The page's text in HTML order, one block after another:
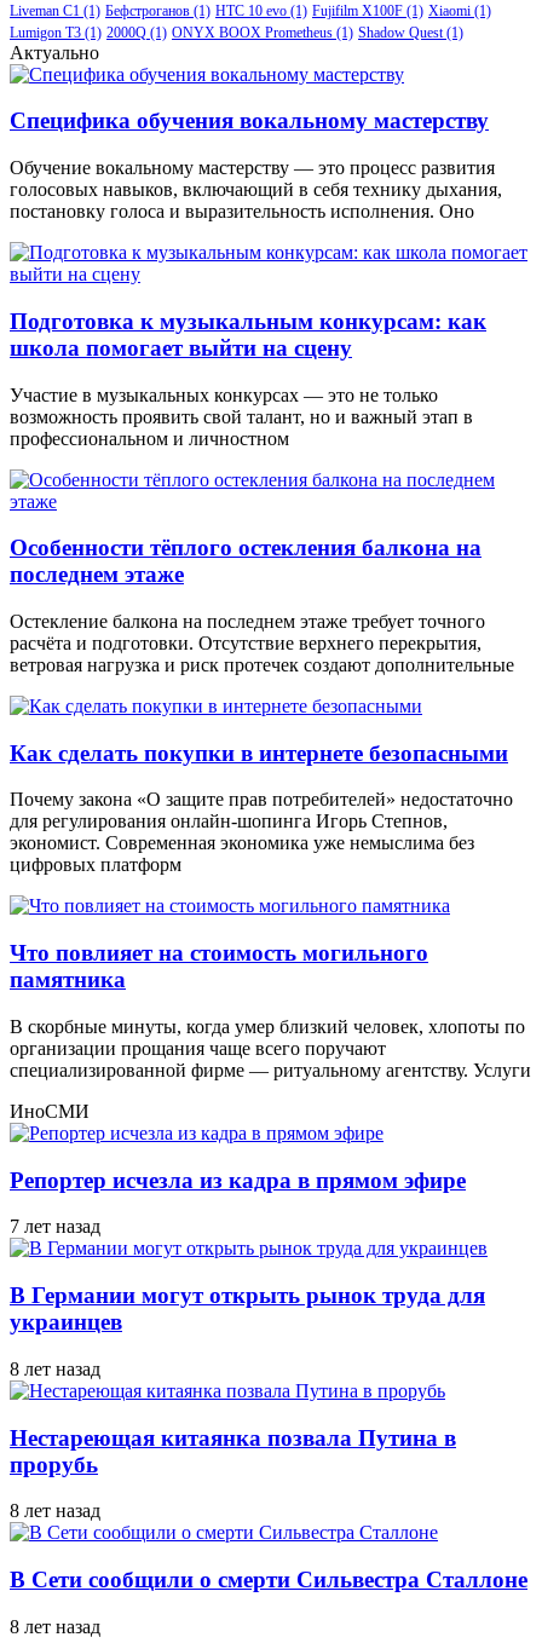
Liveman C1 (1) Бефстроганов (1) HTC 10 evo (1) Fujifilm X100F (1) Xiaomi (1)
Lumigon T3 (1) 2000Q (1) ONYX BOOX Prometheus (1) Shadow Quest (1)
Актуально
Специфика обучения вокальному мастерству
Обучение вокальному мастерству — это процесс развития
голосовых навыков, включающий в себя технику дыхания,
постановку голоса и выразительность исполнения. Оно
Подготовка к музыкальным конкурсам: как
школа помогает выйти на сцену
Участие в музыкальных конкурсах — это не только
возможность проявить свой талант, но и важный этап в
профессиональном и личностном
Особенности тёплого остекления балкона на
последнем этаже
Остекление балкона на последнем этаже требует точного
расчёта и подготовки. Отсутствие верхнего перекрытия,
ветровая нагрузка и риск протечек создают дополнительные
Как сделать покупки в интернете безопасными
Почему закона «О защите прав потребителей» недостаточно
для регулирования онлайн-шопинга Игорь Степнов,
экономист. Современная экономика уже немыслима без
цифровых платформ
Что повлияет на стоимость могильного
памятника
В скорбные минуты, когда умер близкий человек, хлопоты по
организации прощания чаще всего поручают
специализированной фирме — ритуальному агентству. Услуги
ИноСМИ
Репортер исчезла из кадра в прямом эфире
7 лет назад
В Германии могут открыть рынок труда для
украинцев
8 лет назад
Нестареющая китаянка позвала Путина в
прорубь
8 лет назад
В Сети сообщили о смерти Сильвестра Сталлоне
8 лет назад